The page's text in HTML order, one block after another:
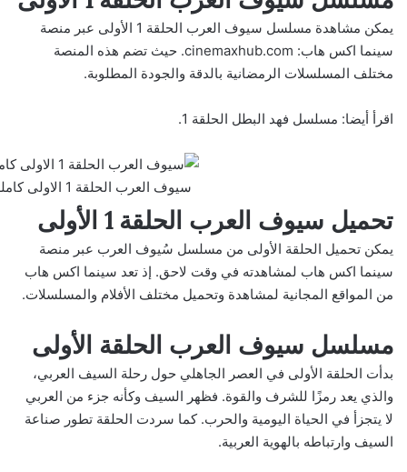
يمكن مشاهدة مسلسل سيوف العرب الحلقة 1 الأولى عبر منصة
سينما اكس هاب: cinemaxhub.com. حيث تضم هذه المنصة
مختلف المسلسلات الرمضانية بالدقة والجودة المطلوبة.
اقرأ أيضا: مسلسل فهد البطل الحلقة 1 .
سيوف العرب الحلقة 1 الاولى كاملة 2025 بدقة عالية
تحميل سيوف العرب الحلقة 1 الأولى
يمكن تحميل الحلقة الأولى من مسلسل سُيوف العرب عبر منصة
سينما اكس هاب لمشاهدته في وقت لاحق. إذ تعد سينما اكس هاب
من المواقع المجانية لمشاهدة وتحميل مختلف الأفلام والمسلسلات.
مسلسل سيوف العرب الحلقة الأولى
بدأت الحلقة الأولى في العصر الجاهلي حول رحلة السيف العربي،
والذي يعد رمزًا للشرف والقوة. فظهر السيف وكأنه جزء من العربي
لا يتجزأ في الحياة اليومية والحرب. كما سردت الحلقة تطور صناعة
السيف وارتباطه بالهوية العربية.